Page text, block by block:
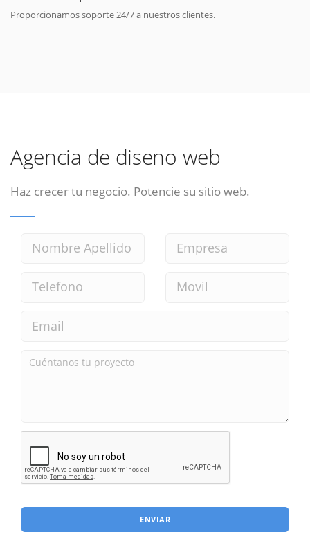
Proporcionamos soporte 24/7 a nuestros clientes.
Agencia de diseno web
Haz crecer tu negocio. Potencie su sitio web.
ENVIAR